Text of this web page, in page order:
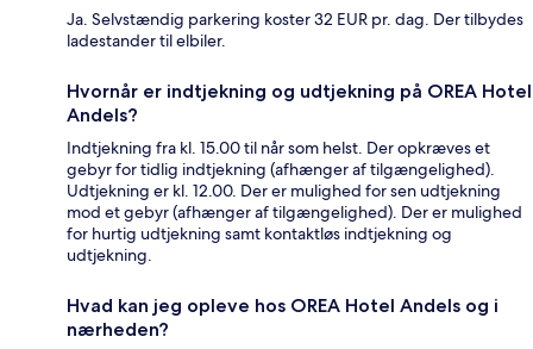
Ja. Selvstændig parkering koster 32 EUR pr. dag. Der tilbydes
ladestander til elbiler.
Hvornår er indtjekning og udtjekning på OREA Hotel
Andels?
Indtjekning fra kl. 15.00 til når som helst. Der opkræves et
gebyr for tidlig indtjekning (afhænger af tilgængelighed).
Udtjekning er kl. 12.00. Der er mulighed for sen udtjekning
mod et gebyr (afhænger af tilgængelighed). Der er mulighed
for hurtig udtjekning samt kontaktløs indtjekning og
udtjekning.
Hvad kan jeg opleve hos OREA Hotel Andels og i
nærheden?